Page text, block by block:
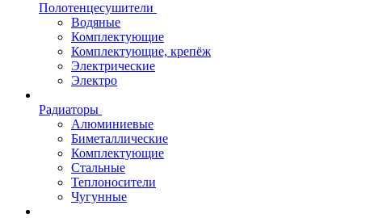
Полотенцесушители
Водяные
Комплектующие
Комплектующие, крепёж
Электрические
Электро
Радиаторы
Алюминиевые
Биметаллические
Комплектующие
Стальные
Теплоносители
Чугунные